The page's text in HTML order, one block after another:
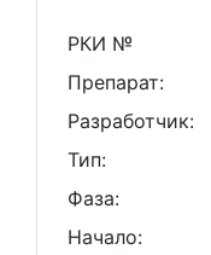
РКИ №
Препарат:
Разработчик:
Тип:
Фаза:
Начало: